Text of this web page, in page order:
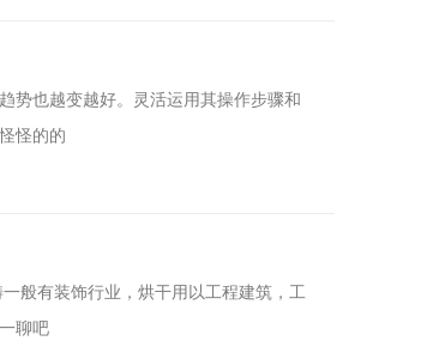
势也越变越好。灵活运用其操作步骤和
怪的的
般有装饰行业，烘干用以工程建筑，工
聊吧